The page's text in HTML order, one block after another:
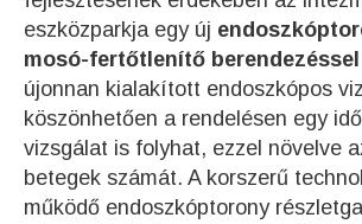
eszközparkja egy új
mosó-fertőtlenítő berendezéssel
újonnan kialakított endoszkópos
köszönhetően a rendelésen egy
vizsgálat is folyhat, ezzel növelve
betegek számát. A korszerű
működő endoszkóptorony